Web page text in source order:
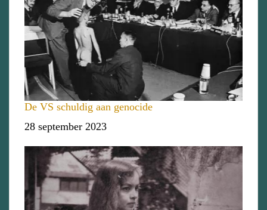
De VS schuldig aan genocide
Datum
28 september 2023